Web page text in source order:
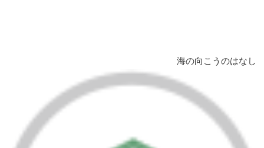
海の向こうのはなし